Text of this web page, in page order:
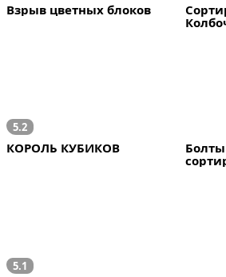
Взрыв цветных блоков
5.2
КОРОЛЬ КУБИКОВ
5.1